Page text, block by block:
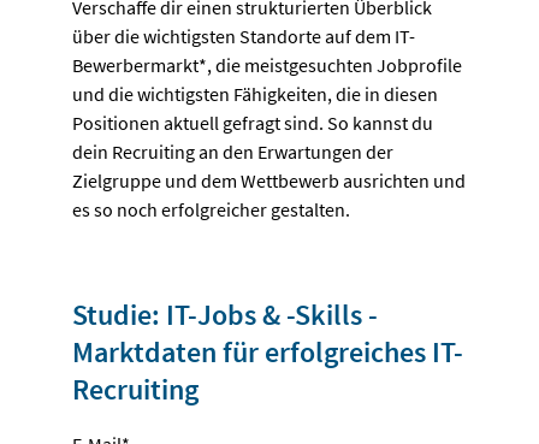
Verschaffe dir einen strukturierten Überblick
über die wichtigsten Standorte auf dem IT-
Bewerbermarkt*, die meistgesuchten Jobprofile
und die wichtigsten Fähigkeiten, die in diesen
Positionen aktuell gefragt sind. So kannst du
dein Recruiting an den Erwartungen der
Zielgruppe und dem Wettbewerb ausrichten und
es so noch erfolgreicher gestalten.
Studie: IT-Jobs & -Skills -
Marktdaten für erfolgreiches IT-
Recruiting